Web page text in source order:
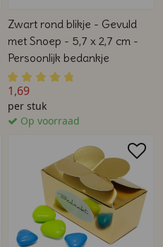
Zwart rond blikje - Gevuld
met Snoep - 5,7 x 2,7 cm -
Persoonlijk bedankje
1,69
per stuk
Op voorraad